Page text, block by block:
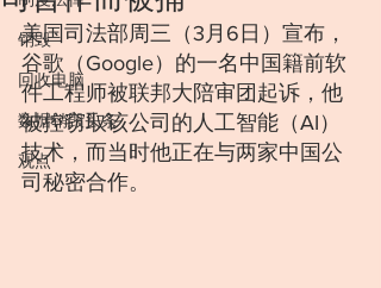
销毁
回收电脑
数据销毁头条
观点
美国司法部周三（3月6日）宣布，
谷歌（Google）的一名中国籍前软
件工程师被联邦大陪审团起诉，他
被控窃取该公司的人工智能（AI）
技术，而当时他正在与两家中国公
司秘密合作。